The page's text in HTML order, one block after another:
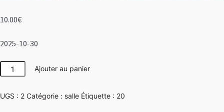
10.00€
2025-10-30
quantité
de
Vegas
Ajouter au panier
UGS : 2 Catégorie : salle Étiquette : 20